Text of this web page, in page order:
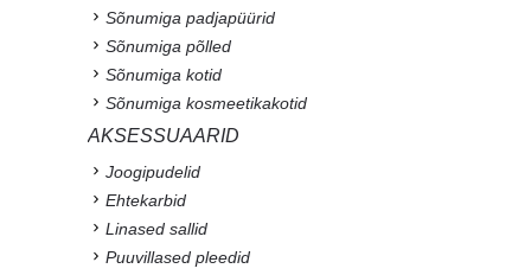
Sõnumiga padjapüürid
Sõnumiga põlled
Sõnumiga kotid
Sõnumiga kosmeetikakotid
AKSESSUAARID
Joogipudelid
Ehtekarbid
Linased sallid
Puuvillased pleedid